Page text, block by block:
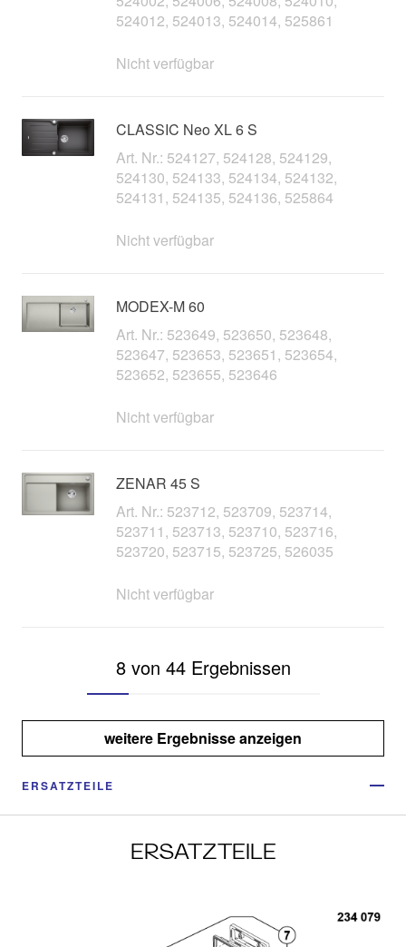
524012, 524013, 524014, 525861
Nicht verfügbar
CLASSIC Neo XL 6 S
Art. Nr.: 524127, 524128, 524129,
524130, 524133, 524134, 524132,
524131, 524135, 524136, 525864
Nicht verfügbar
MODEX-M 60
Art. Nr.: 523649, 523650, 523648,
523647, 523653, 523651, 523654,
523652, 523655, 523646
Nicht verfügbar
ZENAR 45 S
Art. Nr.: 523712, 523709, 523714,
523711, 523713, 523710, 523716,
523720, 523715, 523725, 526035
Nicht verfügbar
8 von 44 Ergebnissen
weitere Ergebnisse anzeigen
ERSATZTEILE
ERSATZTEILE